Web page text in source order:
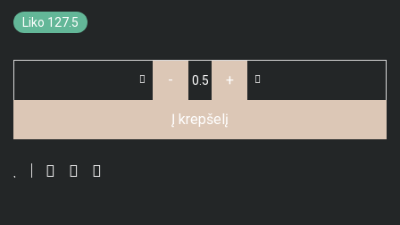
Liko 127.5
- +
Į krepšelį